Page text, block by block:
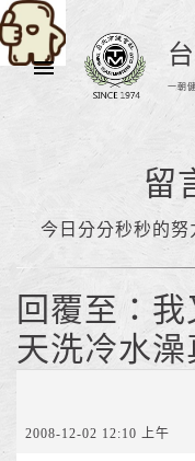
一朝
留
今日分分秒秒的努
回覆至：
天洗冷水澡
2008-12-02 12:10 上午